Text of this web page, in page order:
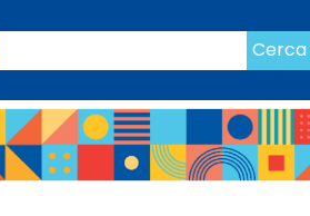
Cerca